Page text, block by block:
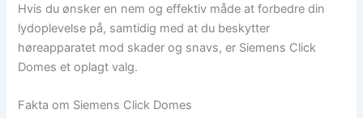
Hvis du ønsker en nem og effektiv måde at forbedre din
lydoplevelse på, samtidig med at du beskytter
høreapparatet mod skader og snavs, er Siemens Click
Domes et oplagt valg.
Fakta om Siemens Click Domes